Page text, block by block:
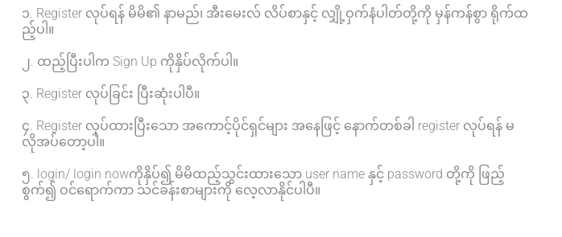
၁. Register လုပ်ရန် မိမိ၏ နာမည်၊ အီးမေးလ် လိပ်စာနှင့် လျှို့ဝှက်နံပါတ်တို့ကို မှန်ကန်စွာ ရိုက်ထ
ည့်ပါ။
၂. ထည့်ပြီးပါက Sign Up ကိုနှိပ်လိုက်ပါ။
၃. Register လုပ်ခြင်း ပြီးဆုံးပါပီ။
၄. Register လုပ်ထားပြီးသော အကောင့်ပိုင်ရှင်များ အနေဖြင့် နောက်တစ်ခါ register လုပ်ရန် မ
လိုအပ်တော့ပါ။
၅. login/ login nowကိုနှိပ်၍ မိမိထည့်သွင်းထားသော user name နှင့် password တို့ကို ဖြည့်
စွက်၍ ဝင်ရောက်ကာ သင်ခန်းစာများကို လေ့လာနိုင်ပါပီ။